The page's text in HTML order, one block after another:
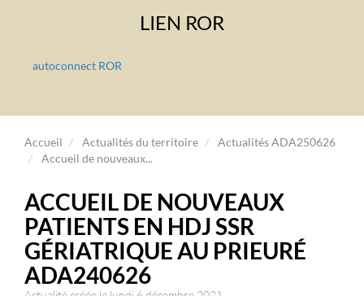
LIEN ROR
autoconnect ROR
Accueil Actualités du territoire
Actualités ADA250626
Accueil de nouveaux...
ACCUEIL DE NOUVEAUX
PATIENTS EN HDJ SSR
GÉRIATRIQUE AU PRIEURÉ
ADA240626